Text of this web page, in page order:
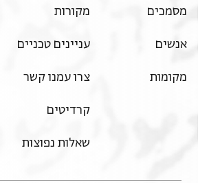
מסמכים
אנשים
מקומות
מקורות
עניינים טכניים
צרו עמנו קשר
קרדיטים
שאלות נפוצות